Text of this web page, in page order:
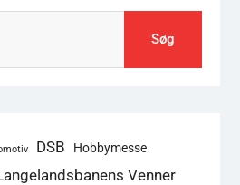
DSB Hobbymesse
Venner